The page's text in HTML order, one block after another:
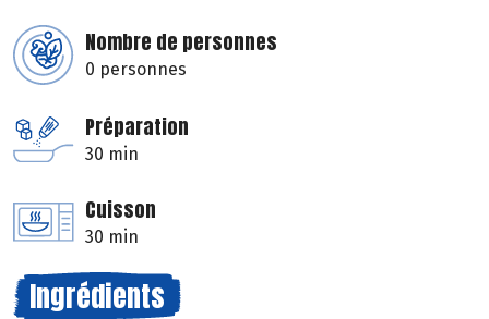
Nombre de personnes
0 personnes
Préparation
30 min
Cuisson
30 min
Ingrédients